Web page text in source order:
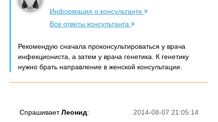
Информация о консультанте
Все ответы консультанта
Рекомендую сначала проконсультироваться у врача
инфекциониста, а затем у врача генетика. К генетику
нужно брать направление в женской консультации.
2014-08-07 21:05:14
СпрашиваетЛеонид: